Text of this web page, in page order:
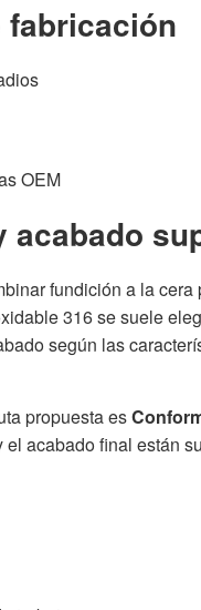
fabricación
OEM
acabado
fundición a la
316 se suele
según las
propuesta es
el acabado final están